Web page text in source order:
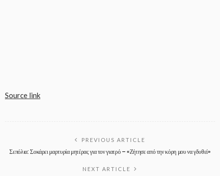
Source link
PREVIOUS ARTICLE
Σεπόλια: Σοκάρει μαρτυρία μητέρας για τον γιατρό – «Ζήτησε από την κόρη μου να γδυθεί»
NEXT ARTICLE